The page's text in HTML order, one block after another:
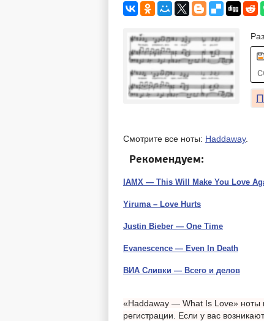
Смотрите все ноты: Haddaway.
Рекомендуем:
IAMX — This Will Make You Love
Yiruma – Love Hurts
Justin Bieber — One Time
Evanescence — Even In Death
ВИА Сливки — Всего и делов
«Haddaway — What Is Love» ноты
регистрации. Если у вас